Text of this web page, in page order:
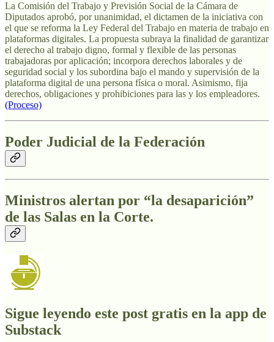
La Comisión del Trabajo y Previsión Social de la Cámara de
Diputados aprobó, por unanimidad, el dictamen de la iniciativa con
el que se reforma la Ley Federal del Trabajo en materia de trabajo en
plataformas digitales. La propuesta subraya la finalidad de garantizar
el derecho al trabajo digno, formal y flexible de las personas
trabajadoras por aplicación; incorpora derechos laborales y de
seguridad social y los subordina bajo el mando y supervisión de la
plataforma digital de una persona física o moral. Asimismo, fija
derechos, obligaciones y prohibiciones para las y los empleadores.
(Proceso)
Poder Judicial de la Federación
Ministros alertan por “la desaparición”
de las Salas en la Corte.
Sigue leyendo este post gratis en la app de
Substack